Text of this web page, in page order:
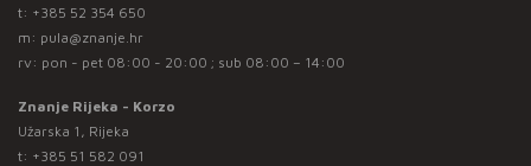
t: +385 52 354 650
m: pula@znanje.hr
rv: pon - pet 08:00 - 20:00 ; sub 08:00 – 14:00
Znanje Rijeka - Korzo
Užarska 1, Rijeka
t: +385 51 582 091